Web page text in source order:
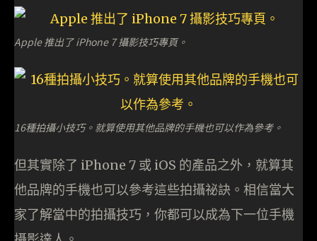
Apple 推出了 iPhone 7 攝影技巧專頁。
16種拍攝小技巧。就算使用其他品牌的手機也可以作為參考。
但其實除了 iPhone 7 或 iOS 的產品之外，就算其
他品牌的手機也可以參考這些拍攝祕訣。相信當大
家了解當中的拍攝技巧，你都可以成為下一位手機